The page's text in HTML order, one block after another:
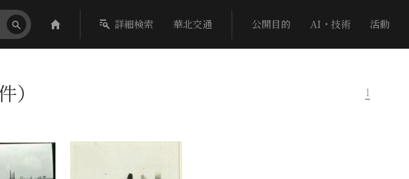
詳細検索 華北交通 公開目的 AI・技術 活動
1